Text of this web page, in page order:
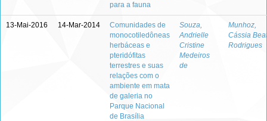
para a fauna
13-Mai-2016 14-Mar-2014
Comunidades de
monocotiledôneas
herbáceas e
pteridófitas
terrestres e suas
relações com o
ambiente em mata
de galeria no
Parque Nacional
de Brasília
Souza,
Andrielle
Cristine
Medeiros
de
Munhoz,
Cássia
Rodrigues